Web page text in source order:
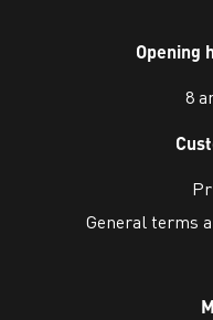
Opening
8
General terms